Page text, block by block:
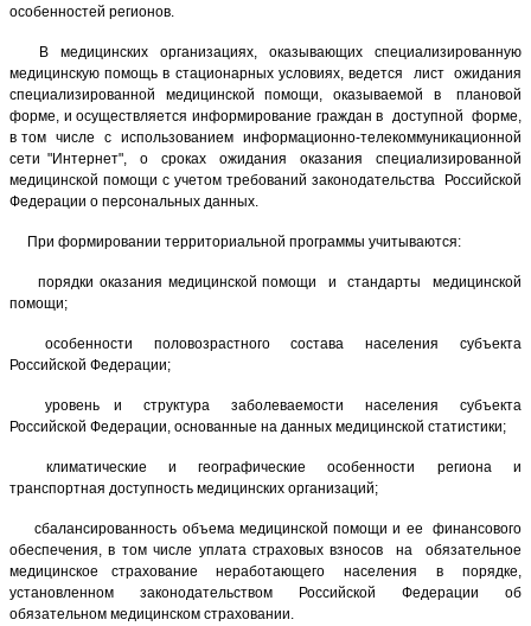
особенностей регионов.
В медицинских организациях, оказывающих специализированную
медицинскую помощь в стационарных условиях, ведется лист ожидания
специализированной медицинской помощи, оказываемой в плановой
форме, и осуществляется информирование граждан в доступной форме,
в том числе с использованием информационно-телекоммуникационной
сети "Интернет", о сроках ожидания оказания специализированной
медицинской помощи с учетом требований законодательства Российской
Федерации о персональных данных.
При формировании территориальной программы учитываются:
порядки оказания медицинской помощи и стандарты медицинской
помощи;
особенности половозрастного состава населения субъекта
Российской Федерации;
уровень и структура заболеваемости населения субъекта
Российской Федерации, основанные на данных медицинской статистики;
климатические и географические особенности региона и
транспортная доступность медицинских организаций;
сбалансированность объема медицинской помощи и ее финансового
обеспечения, в том числе уплата страховых взносов на обязательное
медицинское страхование неработающего населения в порядке,
установленном законодательством Российской Федерации об
обязательном медицинском страховании.